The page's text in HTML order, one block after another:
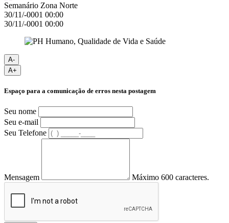
Semanário Zona Norte
30/11/-0001 00:00
30/11/-0001 00:00
A-
A+
Espaço para a comunicação de erros nesta postagem
Seu nome
Seu e-mail
Seu Telefone
Mensagem Máximo 600 caracteres.